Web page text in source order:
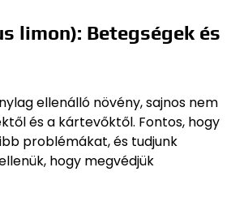
limon): Betegségek és
ellenálló növény, sajnos nem
és a kártevőktől. Fontos, hogy
problémákat, és tudjunk
hogy megvédjük